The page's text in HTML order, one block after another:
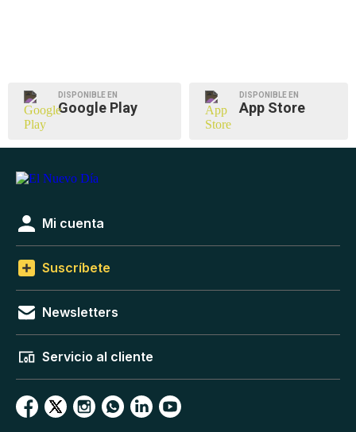
DISPONIBLE EN
Google Play
DISPONIBLE EN
App Store
Mi cuenta
Suscríbete
Newsletters
Servicio al cliente